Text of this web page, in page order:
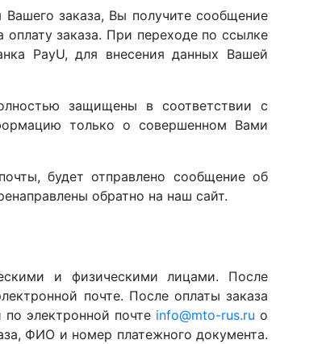
заказа, Вы получите сообщение
заказа. При переходе по ссылке
PayU, для внесения данных Вашей
защищены в соответствии с
только о совершенном Вами
будет отправлено сообщение об
обратно на наш сайт.
и физическими лицами. После
почте. После оплаты заказа
электронной почте info@mto-rus.ru о
ФИО и номер платежного документа.